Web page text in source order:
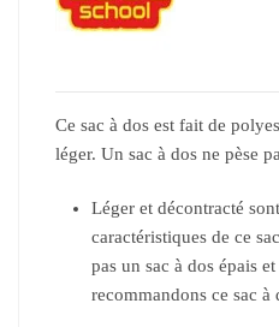
Ce sac à dos est fait de
léger. Un sac à dos ne pèse
Léger et décontracté
caractéristiques de ce
pas un sac à dos épais
recommandons ce sac